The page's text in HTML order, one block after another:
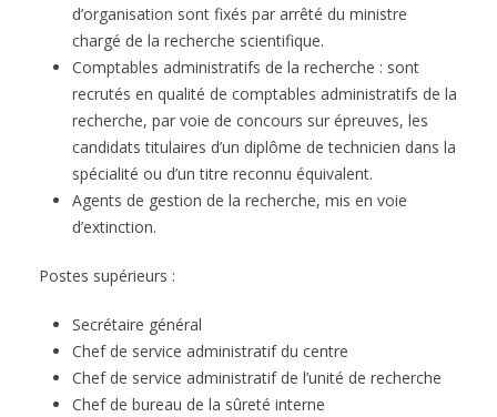
d’organisation sont fixés par arrêté du ministre
chargé de la recherche scientifique.
Comptables administratifs de la recherche : sont
recrutés en qualité de comptables administratifs de la
recherche, par voie de concours sur épreuves, les
candidats titulaires d’un diplôme de technicien dans la
spécialité ou d’un titre reconnu équivalent.
Agents de gestion de la recherche, mis en voie
d’extinction.
Postes supérieurs :
Secrétaire général
Chef de service administratif du centre
Chef de service administratif de l’unité de recherche
Chef de bureau de la sûreté interne